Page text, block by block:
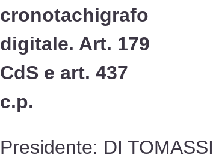
cronotachigrafo
digitale. Art. 179
CdS e art. 437
c.p.
Presidente: DI